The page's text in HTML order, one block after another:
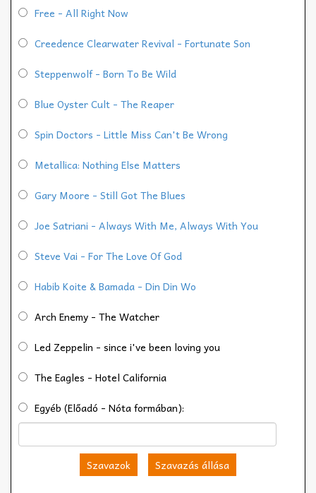
Free - All Right Now
Creedence Clearwater Revival - Fortunate Son
Steppenwolf - Born To Be Wild
Blue Oyster Cult - The Reaper
Spin Doctors - Little Miss Can't Be Wrong
Metallica: Nothing Else Matters
Gary Moore - Still Got The Blues
Joe Satriani - Always With Me, Always With You
Steve Vai - For The Love Of God
Habib Koite & Bamada - Din Din Wo
Arch Enemy - The Watcher
Led Zeppelin - since i've been loving you
The Eagles - Hotel California
Egyéb (Előadó - Nóta formában):
Szavazok Szavazás állása